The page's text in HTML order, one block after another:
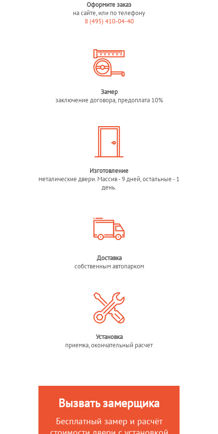
Оформите заказ
на сайте, или по телефону
8 (495) 410-04-40
Замер
заключение договора, предоплата 10%
Изготовление
металические двери. Массив - 9 дней, остальные - 1
день.
Доставка
собственным автопарком
Установка
приемка, окончательный расчет
Вызвать замерщика
Бесплатный замер и расчёт